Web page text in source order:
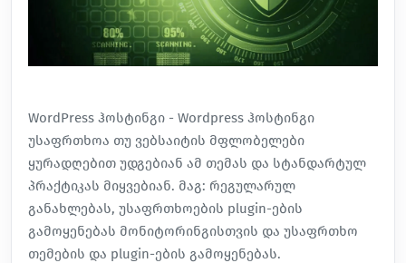
WordPress ჰოსტინგი - Wordpress ჰოსტინგი
უსაფრთხოა თუ ვებსაიტის მფლობელები
ყურადღებით უდგებიან ამ თემას და სტანდარტულ
პრაქტიკას მიყვებიან. მაგ: რეგულარულ
განახლებას, უსაფრთხოების plugin-ების
გამოყენებას მონიტორინგისთვის და უსაფრთხო
თემების და plugin-ების გამოყენებას.